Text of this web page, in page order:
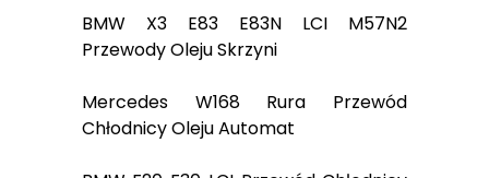
BMW X3 E83 E83N LCI M57N2
Przewody Oleju Skrzyni
Mercedes W168 Rura Przewód
Chłodnicy Oleju Automat